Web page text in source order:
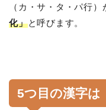
（カ・サ・タ・パ行
化」と呼びます。
5つ目の漢字は